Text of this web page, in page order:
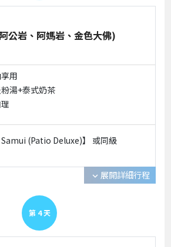
公岩、阿媽岩、金色大佛)
用
湯+泰式奶茶
Samui (Patio Deluxe)】 或同級
expand_more 展開詳細行程
第 4 天